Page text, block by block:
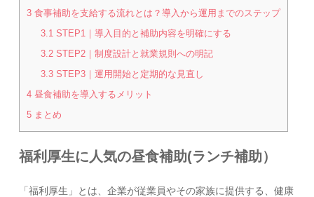
3 食事補助を支給する流れとは？導入から運用までのステップ
3.1 STEP1｜導入目的と補助内容を明確にする
3.2 STEP2｜制度設計と就業規則への明記
3.3 STEP3｜運用開始と定期的な見直し
4 昼食補助を導入するメリット
5 まとめ
福利厚生に人気の昼食補助(ランチ補助）
「福利厚生」とは、企業が従業員やその家族に提供する、健康